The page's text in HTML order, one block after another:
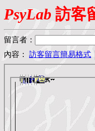
PsyLab 訪客
留言者 ：
內容： 訪客留言簡易格式